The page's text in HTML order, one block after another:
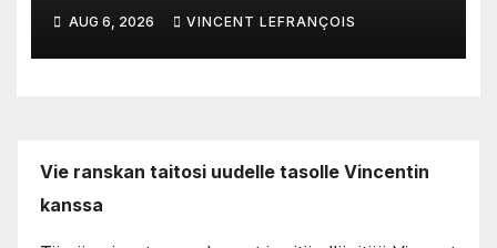
AUG 6, 2026 VINCENT LEFRANÇOIS
Vie ranskan taitosi uudelle tasolle Vincentin
kanssa